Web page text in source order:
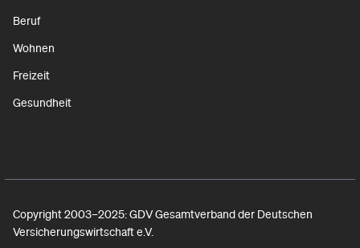
Beruf
Wohnen
Freizeit
Gesundheit
Copyright 2003–2025: GDV Gesamtverband der Deutschen
Versicherungswirtschaft e.V.